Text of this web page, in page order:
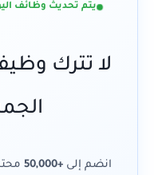
يتم تحديث وظائف اليوم الآن.. (14
لا تترك
انضم إلى+50,000